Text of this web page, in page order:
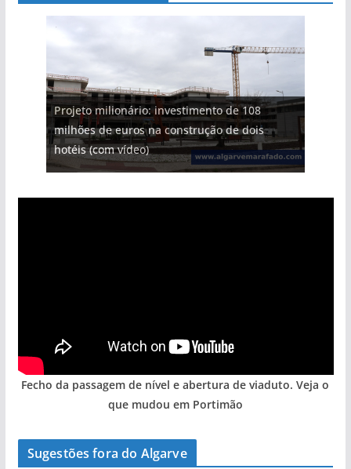
Projeto milionário: investimento de 108
milhões de euros na construção de dois
hotéis (com vídeo)
Fecho da passagem de nível e abertura de viaduto. Veja o
que mudou em Portimão
Sugestões fora do Algarve